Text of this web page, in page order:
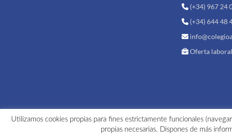
(+34) 967 24
(+34) 644 48
Oferta laboral
Utilizamos cookies propias para fines estrictamente funcionales
propias necesarias. Dispones de más